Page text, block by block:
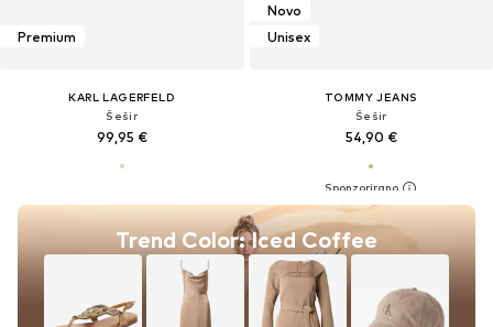
Premium
KARL LAGERFELD
Šešir
99,95 €
Trend Color: Iced Coffee
Novo
Unisex
TOMMY JEANS
Šešir
54,90 €